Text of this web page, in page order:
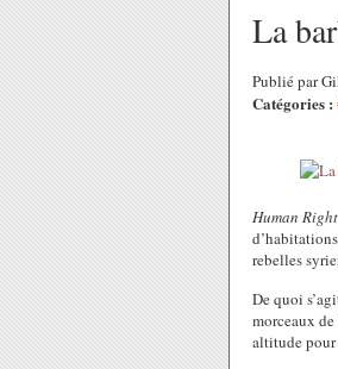
La
Publié par
Catégories :
Human
rebelles
De quoi
morceaux
altitude